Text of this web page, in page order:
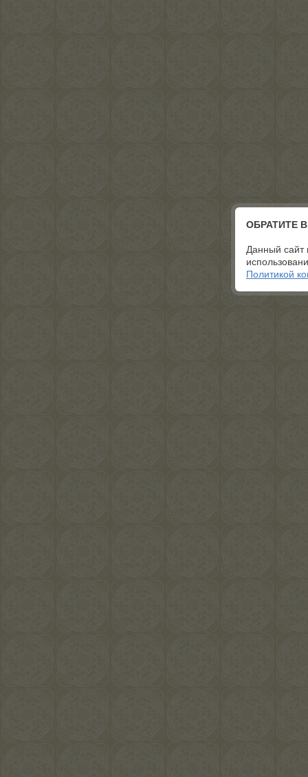
ОБРАТИТЕ
Данный сайт
Политикой